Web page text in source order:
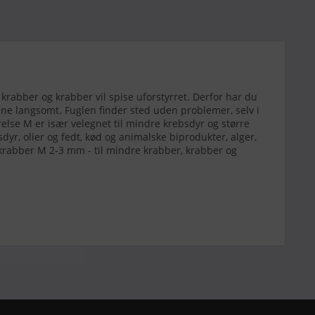
og krabber vil spise uforstyrret. Derfor har du
langsomt. Fuglen finder sted uden problemer, selv i
M er især velegnet til mindre krebsdyr og større
olier og fedt, kød og animalske biprodukter, alger,
M 2-3 mm - til mindre krabber, krabber og